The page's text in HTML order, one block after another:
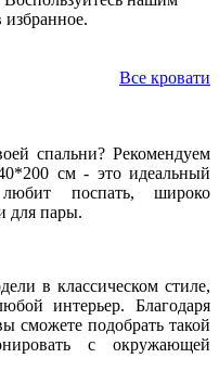
избранное.
Все кровати
спальни? Рекомендуем
см - это идеальный
поспать, широко
для пары.
в классическом стиле,
интерьер. Благодаря
сможете подобрать такой
с окружающей